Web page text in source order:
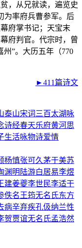
，从兄就读，遍览史
为率府兵曹参军。后
府掌书记；天宝末
府判官。代宗时，曾
”。大历五年（770
►411篇诗文
泰山宋词三百太湖 咏
诗经春天乐府黄河思
生活咏物诗爱情
杨慎张可久茅于美苏
渊明 陆游白居易李煜
建姜夔李世民李适干
佚名 王筠无名氏东方
病辛弃疾孔伋纳兰性
贺贾谊无名氏孟浩然